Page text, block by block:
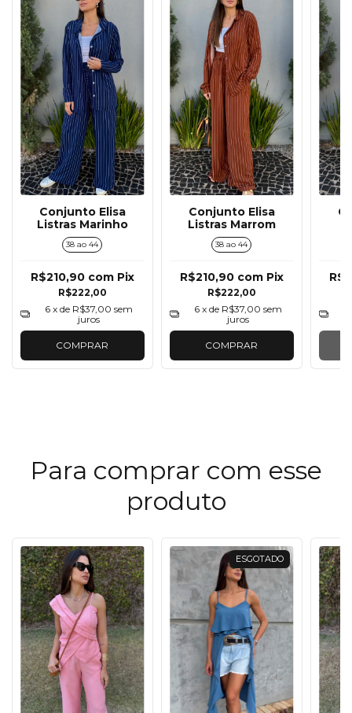
Conjunto Elisa
Listras Marinho
38 ao 44
R$222,00
R$210,90 com Pix
6 x de R$37,00 sem
juros
COMPRAR
Conjunto Elisa
Listras Marrom
38 ao 44
R$222,00
R$210,90 com Pix
6 x de R$37,00 sem
juros
COMPRAR
Para comprar com esse
produto
ESGOTADO